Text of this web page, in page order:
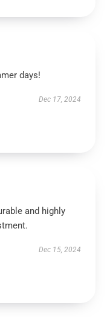
days!
Dec 17, 2024
and highly
Dec 15, 2024